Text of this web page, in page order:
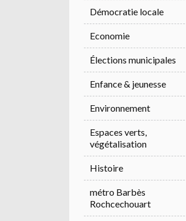
Démocratie locale
Economie
Élections municipales
Enfance & jeunesse
Environnement
Espaces verts,
végétalisation
Histoire
métro Barbès
Rochcechouart